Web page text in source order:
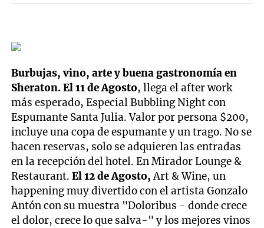
Burbujas, vino, arte y buena gastronomía en
Sheraton. El 11 de Agosto, llega el after work
más esperado, Especial Bubbling Night con
Espumante Santa Julia. Valor por persona $200,
incluye una copa de espumante y un trago. No se
hacen reservas, solo se adquieren las entradas
en la recepción del hotel. En Mirador Lounge &
Restaurant.El 12 de Agosto,Art & Wine, un
happening muy divertido con el artista Gonzalo
Antón con su muestra "Doloribus - donde crece
el dolor, crece lo que salva-" y los mejores vinos